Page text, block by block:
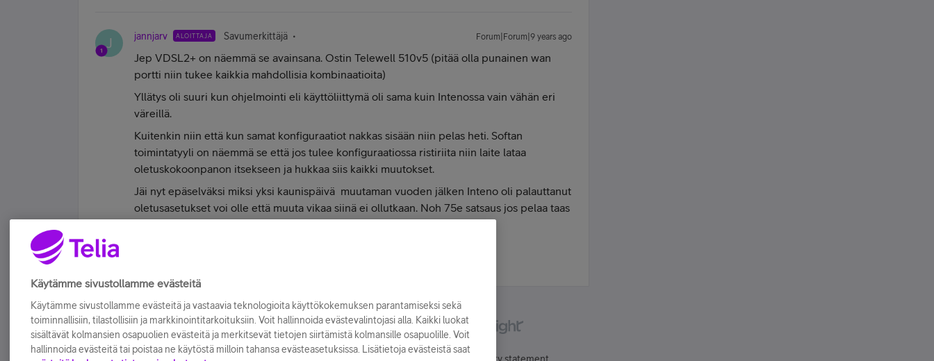
J jannjarv ALOITTAJA Savumerkittäjä Forum|Forum|9 years ago
Jep VDSL2+ on näemmä se avainsana. Ostin Telewell 510v5 (pitää olla punainen wan
portti niin tukee kaikkia mahdollisia kombinaatioita)
Yllätys oli suuri kun ohjelmointi eli käyttöliittymä oli sama kuin Intenossa vain vähän eri
väreillä.
Kuitenkin niin että kun samat konfiguraatiot nakkas sisään niin pelas heti. Softan
toimintatyyli on näemmä se että jos tulee konfiguraatiossa ristiriita niin laite lataa
oletuskokoonpanon itsekseen ja hukkaa siis kaikki muutokset.
Jäi nyt epäselväksi miksi yksi kaunispäivä muutaman vuoden jälken Inteno oli palauttanut
oletusasetukset voi olle että muuta vikaa siinä ei ollutkaan. Noh 75e satsaus jos pelaa taas
Käytämme sivustollamme evästeitä
Käytämme sivustollamme evästeitä ja vastaavia teknologioita käyttökokemuksen parantamiseksi sekä
toiminnallisiin, tilastollisiin ja markkinointitarkoituksiin. Voit hallinnoida evästevalintojasi alla. Kaikki luokat
sisältävät kolmansien osapuolien evästeitä ja merkitsevät tietojen siirtämistä kolmansille osapuolille. Voit
hallinnoida evästeitä tai poistaa ne käytöstä milloin tahansa evästeasetuksissa. Lisätietoja evästeistä saat